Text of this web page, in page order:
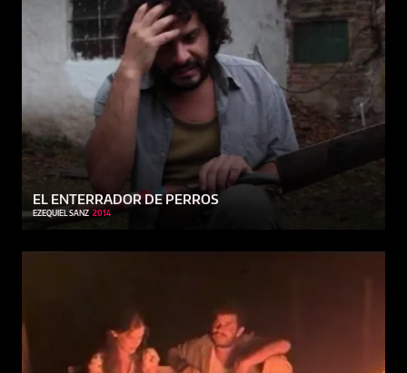
EL ENTERRADOR DE PERROS
EZEQUIEL SANZ 2014